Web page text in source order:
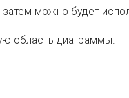
можно будет
область диаграммы.